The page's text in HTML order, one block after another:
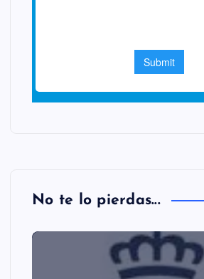
No te lo pierdas...